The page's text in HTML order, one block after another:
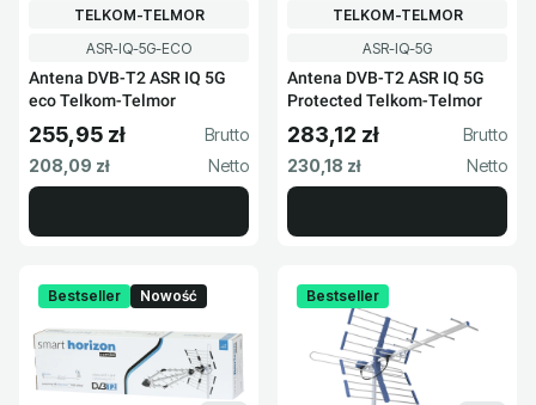
Kod produktu
ASR-IQ-5G-ECO
Antena DVB-T2 ASR IQ 5G
eco Telkom-Telmor
PRODUCENT
TELKOM-TELMOR
Cena brutto
255,95 zł
Cena netto
208,09 zł
Kod produktu
ASR-IQ-5G
Antena DVB-T2 ASR IQ 5G
Protected Telkom-Telmor
PRODUCENT
TELKOM-TELMOR
Cena brutto
283,12 zł
Cena netto
230,18 zł
Bestseller Nowość Bestseller